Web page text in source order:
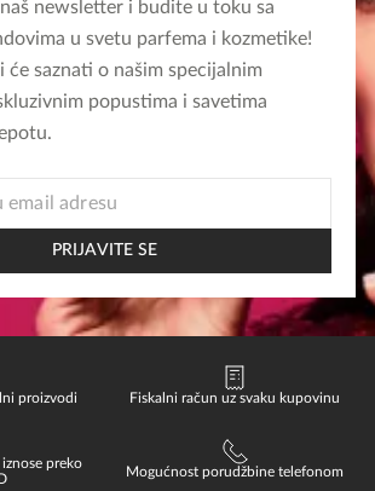
newsletter i budite u toku sa
u svetu parfema i kozmetike!
će saznati o našim specijalnim
popustima i savetima
PRIJAVITE SE
proizvodi Fiskalni račun uz svaku kupovinu
preko
Mogućnost porudžbine telefonom